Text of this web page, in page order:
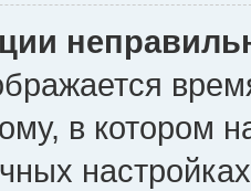
в котором